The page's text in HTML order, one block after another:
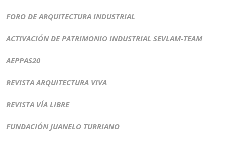
FORO DE ARQUITECTURA INDUSTRIAL
ACTIVACIÓN DE PATRIMONIO INDUSTRIAL SEVLAM-TEAM
AEPPAS20
REVISTA ARQUITECTURA VIVA
REVISTA VÍA LIBRE
FUNDACIÓN JUANELO TURRIANO